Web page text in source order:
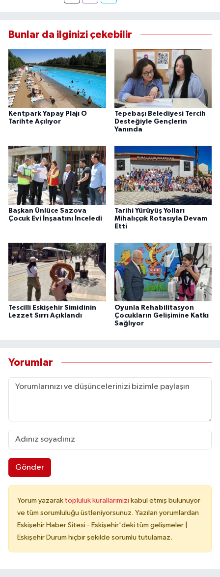
doğru ve tarafsız haberler üretiyorum.
Bunlar da ilginizi çekebilir
Kentpark Yapay Plajı O
Tarihte Açılıyor
Tepebaşı Belediyesi Tercih
Desteğiyle Gençlerin
Yanında
Başkan Ünlüce Sazova
Çocuk Evi İnşaatını İnceledi
Tarihi Yürüyüş Yolları
Mihalıççık Rotasıyla Devam
Etti
Tescilli Eskişehir Simidinin
Lezzet Sırrı Açıklandı
Oyunla Rehabilitasyon
Çocukların Gelişimine Katkı
Sağlıyor
Yorumlar
Gönder
Yorum yazarak topluluk kurallarımızı kabul etmiş bulunuyor
ve tüm sorumluluğu üstleniyorsunuz. Yazılan yorumlardan
Eskişehir Haber Sitesi - Eskişehir'deki tüm gelişmeler |
Eskişehir Durum hiçbir şekilde sorumlu tutulamaz.